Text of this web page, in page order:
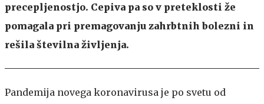
precepljenostjo. Cepiva pa so v preteklosti že
pomagala pri premagovanju zahrbtnih bolezni in
rešila številna življenja.
Pandemija novega koronavirusa je po svetu od